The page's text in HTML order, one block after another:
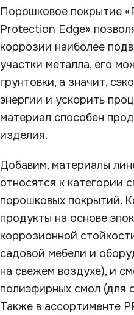
Порошковое покрытие
Protection Edge»
коррозии наиболее
участки металла, его
грунтовки, а значит,
энергии и ускорить
материал способен
изделия.
Добавим, материалы
относятся к категории
порошковых покрытий.
продукты на основе
коррозионной
садовой мебели и
на свежем воздухе), и
полиэфирных смол (для
Также в ассортименте